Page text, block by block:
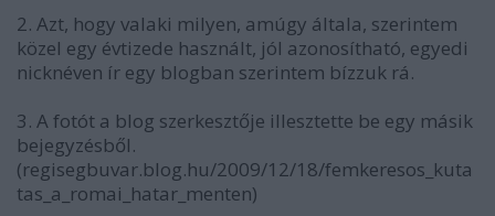
2. Azt, hogy valaki milyen, amúgy általa, szerintem
közel egy évtizede használt, jól azonosítható, egyedi
nicknéven ír egy blogban szerintem bízzuk rá.
3. A fotót a blog szerkesztője illesztette be egy másik
bejegyzésből.
(regisegbuvar.blog.hu/2009/12/18/femkeresos_kuta
tas_a_romai_hatar_menten)